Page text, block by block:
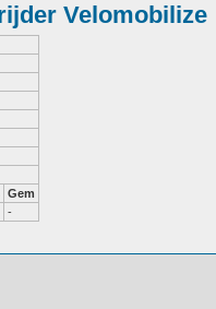
Velomobilize
Gem
-